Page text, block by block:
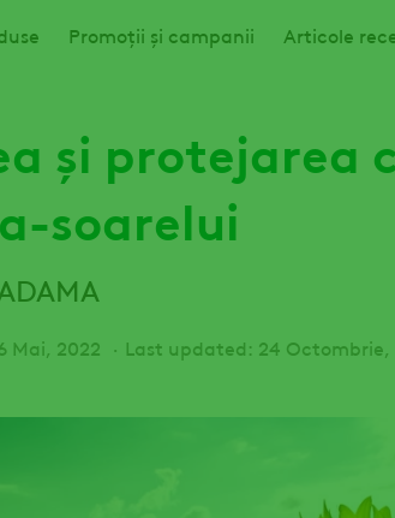
Promoții și campanii Articole
și protejarea
soarelui
Mai, 2022 Last updated: 24 Octombrie,